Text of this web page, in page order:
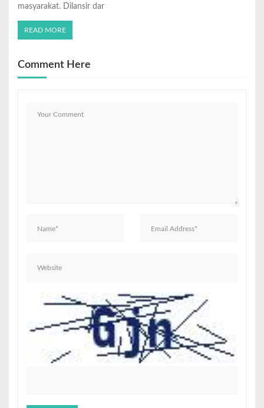
masyarakat. Dilansir dar
READ MORE
Comment Here